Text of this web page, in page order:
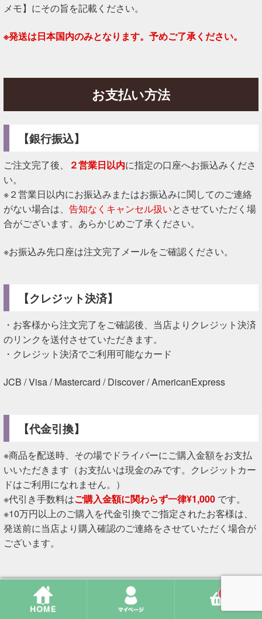
メモ】にその旨を記載ください。
※発送は日本国内のみとなります。予めご了承ください。
お支払い方法
【銀行振込】
ご注文完了後、 ２営業日以内に指定の口座へお振込みくださ
い。
※２営業日以内にお振込みまたはお振込みに関してのご連絡
がない場合は、 告知なくキャンセル扱いとさせていただく場
合がございます。あらかじめご了承ください。
※お振込み先口座は注文完了メールをご確認ください。
【クレジット決済】
・お客様から注文完了をご確認後、当店よりクレジット決済
のリンクを送付させていただきます。
・クレジット決済でご利用可能なカード
JCB / Visa / Mastercard / Discover / AmericanExpress
【代金引換】
※商品を配送時、その場でドライバーにご購入金額をお支払
いいただきます（お支払いは現金のみです。クレジットカー
ドはご利用になれません。）
※代引き手数料はご購入金額に関わらず一律¥1,000です。
※10万円以上のご購入を代金引換でご指定されたお客様は、
発送前に当店より購入確認のご連絡をさせていただく場合が
ございます。
送料・その他手数料